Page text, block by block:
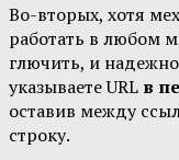
Во-вторых, хотя
работать в любом
глючить, и
указываете URL в
оставив между
строку.